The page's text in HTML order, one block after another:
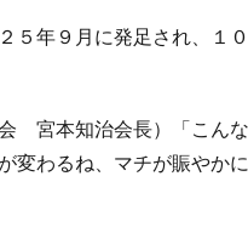
５年９月に発足され、１
宮本知治会長）「こん
変わるね、マチが賑やか